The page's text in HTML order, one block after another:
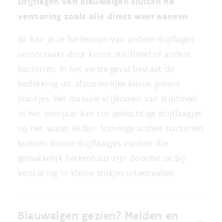
verstoring zoals olie direct weer aaneen.
Zo kan je ze herkennen van andere drijflagen
veroorzaakt door kroos, stuifmeel of andere
bacteriën. In het eerste geval bestaat de
bedekking uit afzonderlijke kleine groene
plantjes. Het massale vrijkomen van stuifmeel
in het voorjaar kan tot geelachtige drijflaagjes
op het water leiden. Sommige andere bacteriën
kunnen dunne drijflaagjes vormen die
gemakkelijk herkenbaar zijn doordat ze bij
verstoring in kleine stukjes uiteenvallen.
Blauwalgen gezien? Melden en